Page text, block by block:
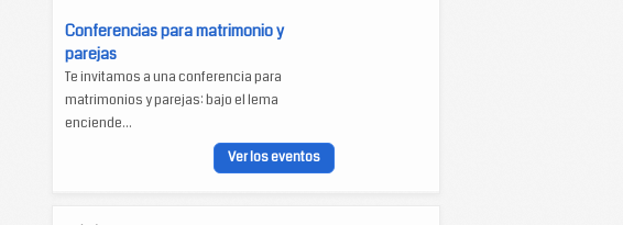
Conferencias para matrimonio y
parejas
Te invitamos a una conferencia para
matrimonios y parejas: bajo el lema
enciende...
Ver los eventos